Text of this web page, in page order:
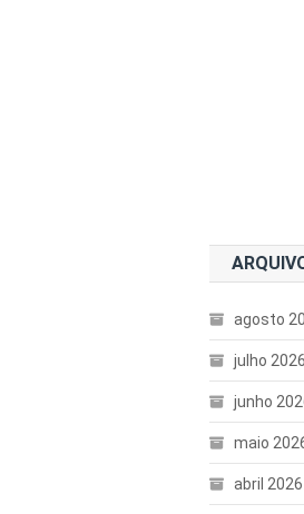
agosto
julho 2026
junho
maio
abril 2026